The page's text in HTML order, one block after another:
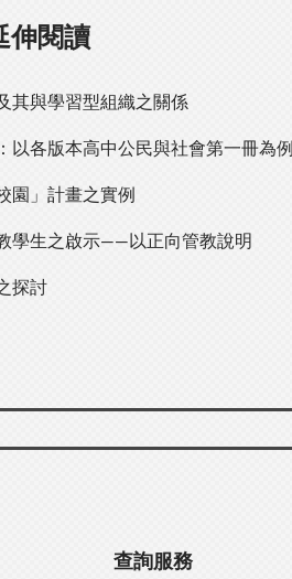
伸閱讀
其與學習型組織之關係
以各版本高中公民與社會第一冊為例
園」計畫之實例
學生之啟示——以正向管教說明
探討
查詢服務